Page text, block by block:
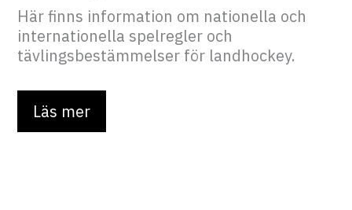
Här finns information om nationella och
internationella spelregler och
tävlingsbestämmelser för landhockey.
Läs mer